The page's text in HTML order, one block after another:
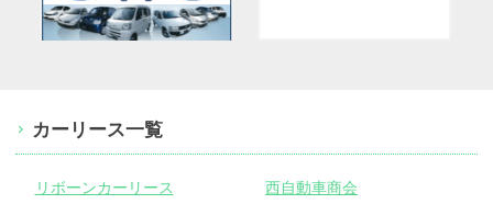
カーリース一覧
リボーンカーリース
西自動車商会